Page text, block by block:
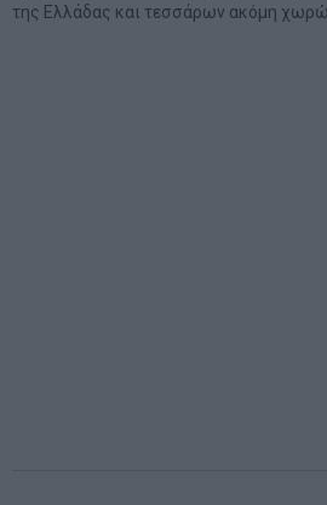
της Ελλάδας και τεσσάρων ακόμη